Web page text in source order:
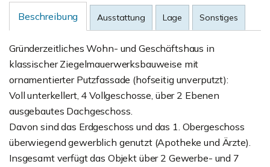
Beschreibung Ausstattung Lage Sonstiges
Gründerzeitliches Wohn- und Geschäftshaus in
klassischer Ziegelmauerwerksbauweise mit
ornamentierter Putzfassade (hofseitig unverputzt):
Voll unterkellert, 4 Vollgeschosse, über 2 Ebenen
ausgebautes Dachgeschoss.
Davon sind das Erdgeschoss und das 1. Obergeschoss
überwiegend gewerblich genutzt (Apotheke und Ärzte).
Insgesamt verfügt das Objekt über 2 Gewerbe- und 7